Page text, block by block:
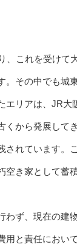
、これを受けて
その中でも城東
エリアは、JR大
くから発展して
されています。
空き家として蓄
わず、現在の建
用と責任におい